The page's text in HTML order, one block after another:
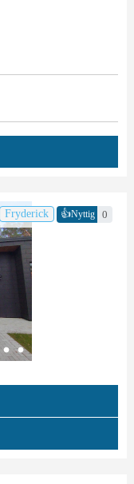
Fryderick 👍Nyttig 0